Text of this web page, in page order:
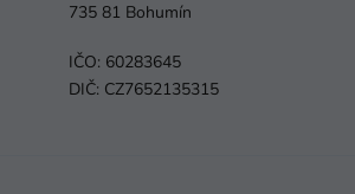
735 81 Bohumín
IČO: 60283645
DIČ: CZ7652135315